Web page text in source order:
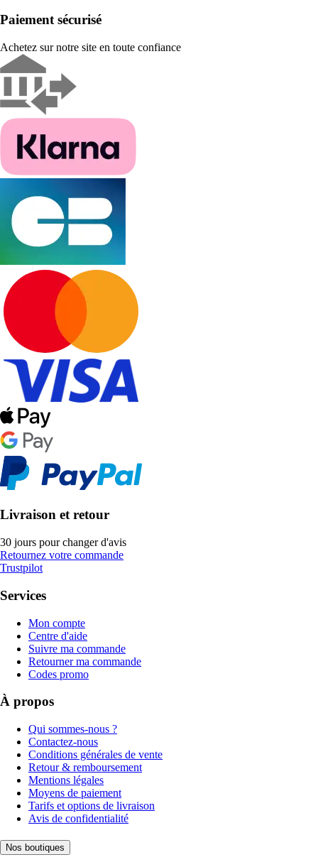
Paiement sécurisé
Achetez sur notre site en toute confiance
Livraison et retour
30 jours pour changer d'avis
Retournez votre commande
Trustpilot
Services
Mon compte
Centre d'aide
Suivre ma commande
Retourner ma commande
Codes promo
À propos
Qui sommes-nous ?
Contactez-nous
Conditions générales de vente
Retour & remboursement
Mentions légales
Moyens de paiement
Tarifs et options de livraison
Avis de confidentialité
Nos boutiques